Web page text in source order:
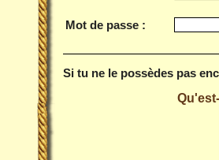
Mot de passe :
Si tu ne le possèdes pas